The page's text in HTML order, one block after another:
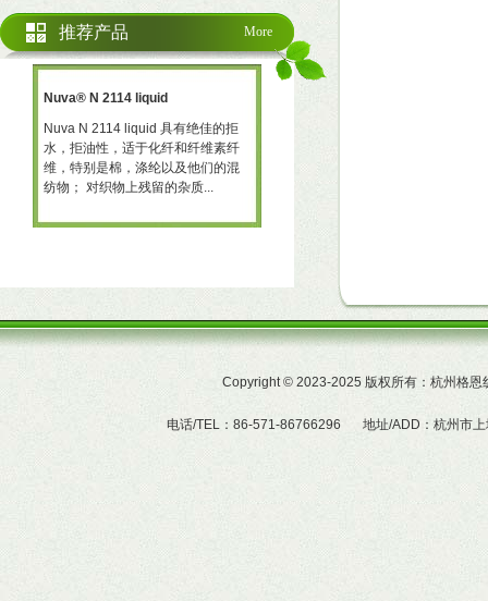
More
推荐产品
Nuva® N 2114 liquid
Nuva N 2114 liquid 具有绝佳的拒
水，拒油性，适于化纤和纤维素纤
维，特别是棉，涤纶以及他们的混
纺物； 对织物上残留的杂质...
水、拒油整理剂。 产品特性  赋予
Copyright© 2023-2025 版权所有：杭州格
电话/TEL：86-571-86766296 地址/ADD：杭州市